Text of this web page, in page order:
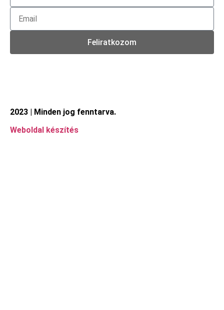
Feliratkozom
2023 | Minden jog fenntarva.
Weboldal készítés